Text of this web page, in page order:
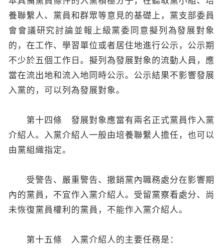
養聯繫人、黨員和群眾等意見的基礎上，黨支部委員
會會議研究討論並報上級黨委同意擬列為發展對象
的，在工作、學習單位或者居住地進行公示，公示期
不少於五個工作日。擬列為發展對象的流動人員，應
當在流出地和流入地同時公示。公示結果不影響發展
入黨的，可以列為發展對象。
第十四條 發展對象應當有兩名正式黨員作入黨
介紹人。入黨介紹人一般由培養聯繫人擔任，也可以
由黨組織指定。
受警告、嚴重警告、撤銷黨內職務處分在影響期
內的黨員，不宜作入黨介紹人。受留黨察看處分、尚
未恢復黨員權利的黨員，不能作入黨介紹人。
第十五條 入黨介紹人的主要任務是：